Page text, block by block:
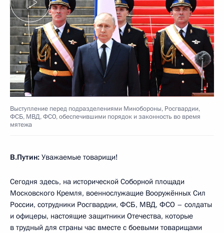
Выступление перед подразделениями Минобороны, Росгвардии,
ФСБ, МВД, ФСО, обеспечившими порядок и законность во время
мятежа
В.Путин: Уважаемые товарищи!
Сегодня здесь, на исторической Соборной площади
Московского Кремля, военнослужащие Вооружённых Сил
России, сотрудники Росгвардии, ФСБ, МВД, ФСО – солдаты
и офицеры, настоящие защитники Отечества, которые
в трудный для страны час вместе с боевыми товарищами